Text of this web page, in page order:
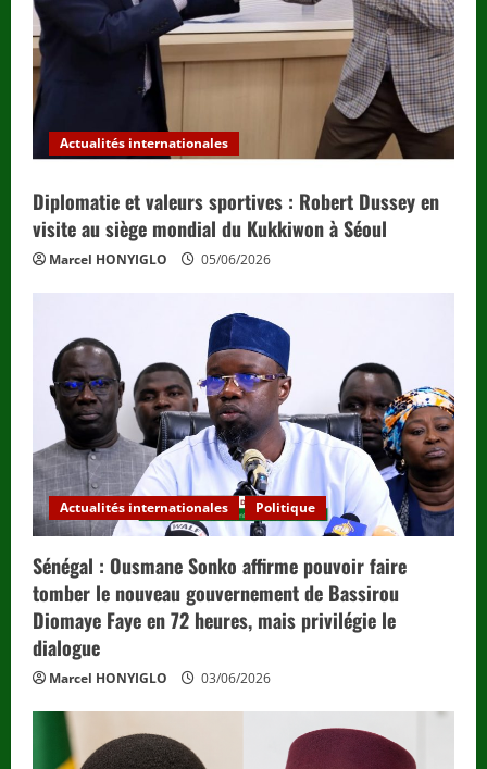
i
n
g
Actualités internationales
Diplomatie et valeurs sportives : Robert Dussey en
visite au siège mondial du Kukkiwon à Séoul
Marcel HONYIGLO 05/06/2026
Actualités internationales Politique
Sénégal : Ousmane Sonko affirme pouvoir faire
tomber le nouveau gouvernement de Bassirou
Diomaye Faye en 72 heures, mais privilégie le
dialogue
Marcel HONYIGLO 03/06/2026